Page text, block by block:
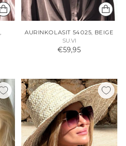
AURINKOLASIT 54025, BEIGE
SU.VI
€59,95